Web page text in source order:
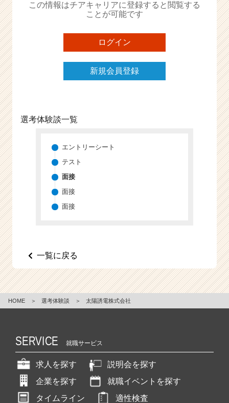
ら
ス
ト
が
届
く
チ
e
この情報はチアキャリアに登録すると閲覧する
ことが可能です
ログイン
新規会員登録
選考体験談一覧
エントリーシート
テスト
面接
面接
面接
一覧に戻る
HOME ＞ 選考体験談 ＞ 太陽誘電株式会社
SERVICE 就職サービス
求人を探す
説明会を探す
企業を探す
就職イベントを探す
タイムライン
適性検査